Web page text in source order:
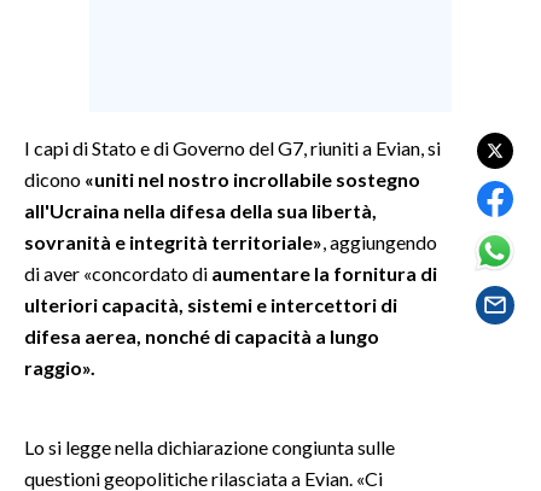
SPETTACOLI
GOSSIP
SALUTE
SARDEGNA TURISMO
EVENTI
I capi di Stato e di Governo del G7, riuniti a Evian, si
dicono «uniti nel nostro incrollabile sostegno
all'Ucraina nella difesa della sua libertà,
sovranità e integrità territoriale» , aggiungendo
di aver «concordato di aumentare la fornitura di
ulteriori capacità, sistemi e intercettori di
difesa aerea, nonché di capacità a lungo
raggio».
Lo si legge nella dichiarazione congiunta sulle
questioni geopolitiche rilasciata a Evian. «Ci